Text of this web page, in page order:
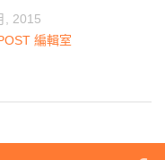
, 2015
編輯室